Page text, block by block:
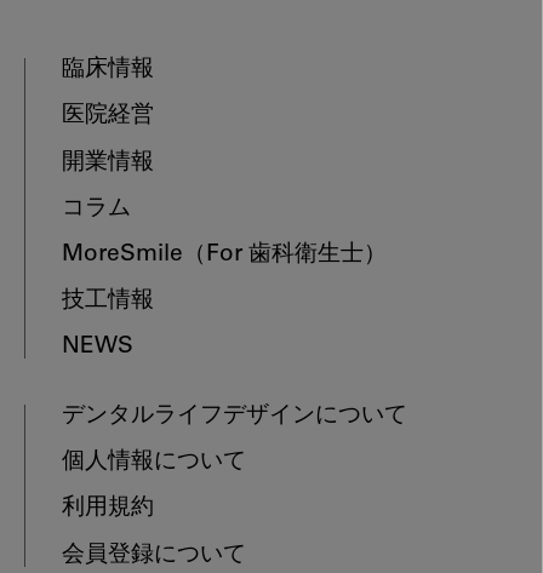
臨床情報
医院経営
開業情報
コラム
MoreSmile （For 歯科衛生士）
技工情報
NEWS
デンタルライフデザインについて
個人情報について
利用規約
会員登録について